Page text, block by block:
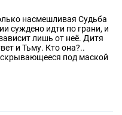
насмешливая Судьба
суждено идти по грани, и
лишь от неё. Дитя
и Тьму. Кто она?..
под маской